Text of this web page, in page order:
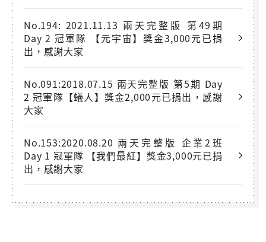
No.194: 2021.11.13 兩天完整版 第49期
Day 2 冠軍隊 【元宇宙】獎金3,000元已捐
出，感謝大家
No.091:2018.07.15 兩天完整版 第5期 Day
2 冠軍隊【蟻人】獎金2,000元已捐出，感謝
大家
No.153:2020.08.20 兩天完整版 企業2班
Day 1 冠軍隊 【我們最紅】獎金3,000元已捐
出，感謝大家